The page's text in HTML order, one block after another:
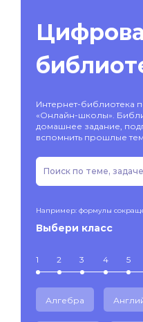
Интернет-библиотека
«Онлайн-школы».
домашнее задание,
вспомнить прошлые
Например: формулы
Выбери класс
1 2 3 4 5
Алгебра